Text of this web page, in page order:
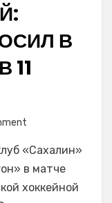
В
11
с
шайбой:
«Сахалин»
«Сахалин»
в матче
хоккейной